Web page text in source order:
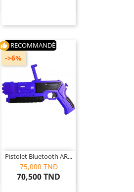
thumb_up RECOMMANDÉ
Pistolet Bluetooth AR...
75,000 TND
70,500 TND
->6%